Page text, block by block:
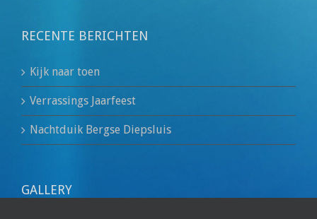
RECENTE BERICHTEN
Kijk naar toen
Verrassings Jaarfeest
Nachtduik Bergse Diepsluis
GALLERY